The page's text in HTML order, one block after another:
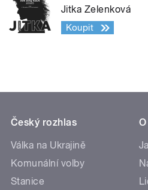
Jitka Zelenková
Koupit
Český rozhlas
Válka na Ukrajině
Komunální volby
Stanice